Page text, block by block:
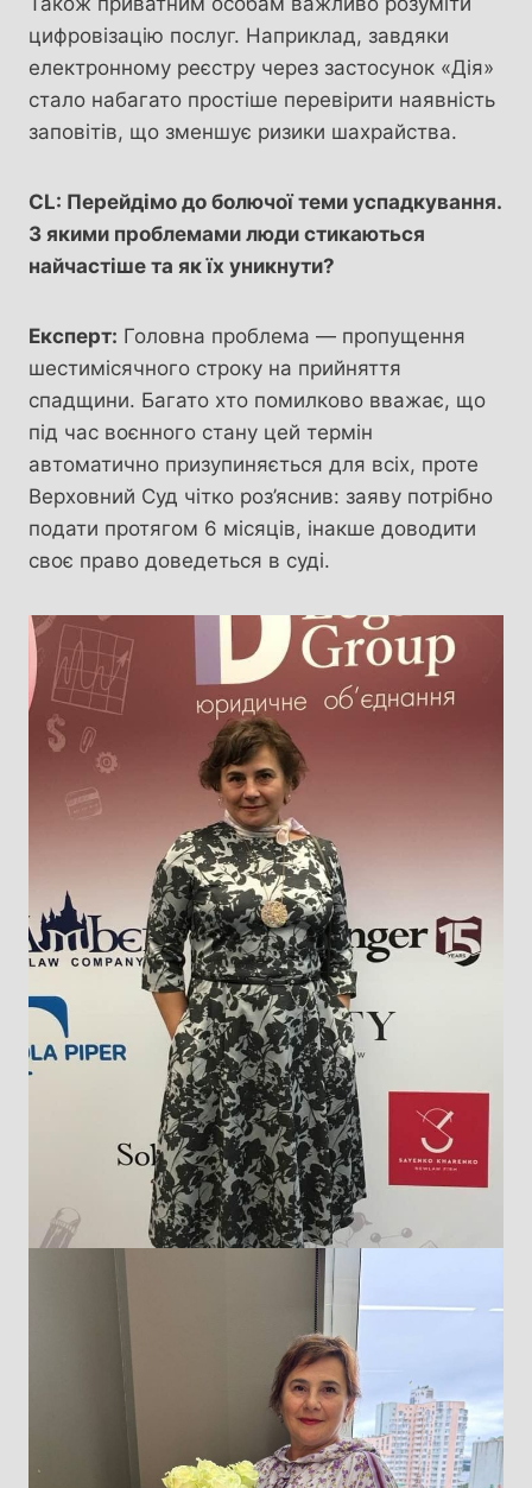
цифровізацію послуг. Наприклад, завдяки
електронному реєстру через застосунок «Дія»
стало набагато простіше перевірити наявність
заповітів, що зменшує ризики шахрайства.
CL: Перейдімо до болючої теми успадкування.
З якими проблемами люди стикаються
найчастіше та як їх уникнути?
Експерт: Головна проблема — пропущення
шестимісячного строку на прийняття
спадщини. Багато хто помилково вважає, що
під час воєнного стану цей термін
автоматично призупиняється для всіх, проте
Верховний Суд чітко роз’яснив: заяву потрібно
подати протягом 6 місяців, інакше доводити
своє право доведеться в суді.